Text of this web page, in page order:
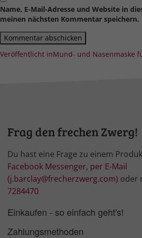
Name, E-Mail-Adresse und Website in
meinen nächsten Kommentar speichern.
Beitragsnavigation
Veröffentlicht inMund- und Nasenmaske
Frag den frechen Zwerg!
Du hast eine Frage zu einem
Facebook Messenger, per E-Mail
(j.barclay@frecherzwerg.com) oder
7284470
Einkaufen - so einfach geht's!
Zahlungsmethoden